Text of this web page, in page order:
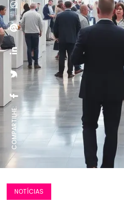
COMPARTILHE:
NOTÍCIAS